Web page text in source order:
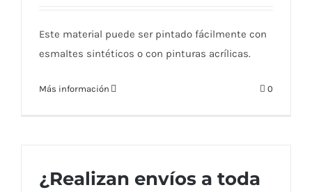
Este material puede ser pintado fácilmente con
esmaltes sintéticos o con pinturas acrílicas.
Más información 0
¿Realizan envíos a toda